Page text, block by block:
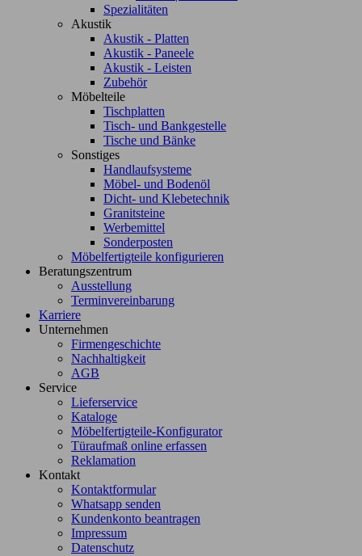
Spezialitäten
Akustik
Akustik - Platten
Akustik - Paneele
Akustik - Leisten
Zubehör
Möbelteile
Tischplatten
Tisch- und Bankgestelle
Tische und Bänke
Sonstiges
Handlaufsysteme
Möbel- und Bodenöl
Dicht- und Klebetechnik
Granitsteine
Werbemittel
Sonderposten
Möbelfertigteile konfigurieren
Beratungszentrum
Ausstellung
Terminvereinbarung
Karriere
Unternehmen
Firmengeschichte
Nachhaltigkeit
AGB
Service
Lieferservice
Kataloge
Möbelfertigteile-Konfigurator
Türaufmaß online erfassen
Reklamation
Kontakt
Kontaktformular
Whatsapp senden
Kundenkonto beantragen
Impressum
Datenschutz